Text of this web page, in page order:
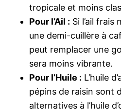
tropicale et moins
Pour l’Ail : Si l’ail frais
une demi-cuillère à
peut remplacer une
sera moins vibrante.
Pour l’Huile : L’huile
pépins de raisin sont
alternatives à l’huile